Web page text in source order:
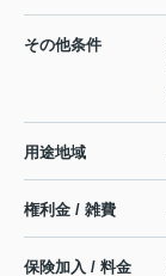
その他条件
用途地域
権利金 / 雑費
保険加入 / 料金